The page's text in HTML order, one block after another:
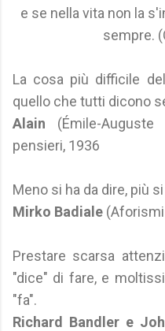
e se nella vita non la
sempre.
La cosa più difficile
quello che tutti dicono
Alain (Émile-
pensieri, 1936
Meno si ha da dire, più
Mirko Badiale
Prestare scarsa
"dice" di fare, e
"fa".
Richard Bandler e